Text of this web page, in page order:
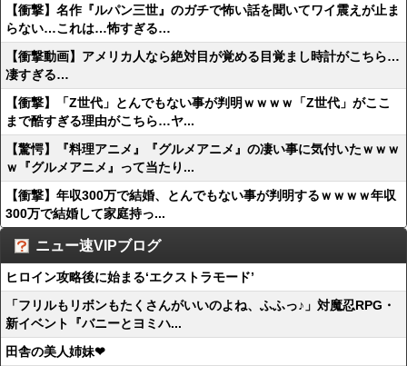
【衝撃】名作『ルパン三世』のガチで怖い話を聞いてワイ震えが止ま
らない…これは…怖すぎる…
【衝撃動画】アメリカ人なら絶対目が覚める目覚まし時計がこちら…
凄すぎる…
【衝撃】「Z世代」とんでもない事が判明ｗｗｗｗ「Z世代」がここ
まで酷すぎる理由がこちら…ヤ...
【驚愕】『料理アニメ』『グルメアニメ』の凄い事に気付いたｗｗｗ
ｗ『グルメアニメ』って当たり...
【衝撃】年収300万で結婚、とんでもない事が判明するｗｗｗｗ年収
300万で結婚して家庭持っ...
ニュー速VIPブログ
ヒロイン攻略後に始まる‘エクストラモード’
「フリルもリボンもたくさんがいいのよね、ふふっ♪」対魔忍RPG・
新イベント『バニーとヨミハ...
田舎の美人姉妹❤